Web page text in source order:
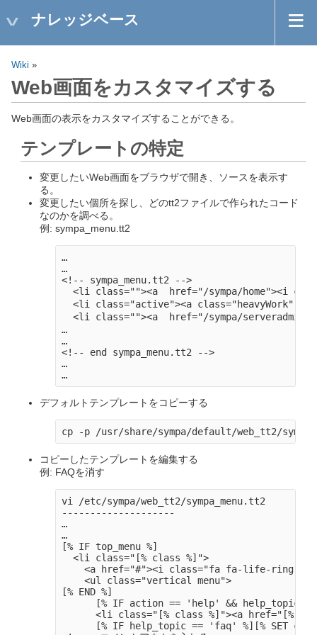
ナレッジベース
Wiki »
Web画面をカスタマイズする
Web画面の表示をカスタマイズすることができる。
テンプレートの特定
変更したいWeb画面をブラウザで開き、ソースを表示す
る。
変更したい個所を探し、どのtt2ファイルで作られたコード
なのかを調べる。
例: sympa_menu.tt2
…
…
<!-- sympa_menu.tt2 -->
<li class=""><a  href="/sympa/home"><i
<li class="active"><a class="heavyWork"
<li class=""><a  href="/sympa/serveradmin"
…
…
<!-- end sympa_menu.tt2 -->
…
デフォルトテンプレートをコピーする
コピーしたテンプレートを編集する
例: FAQを消す
vi /etc/sympa/web_tt2/sympa_menu.tt2
--------------------
…
…
[% IF top_menu %]
  <li class="[% class %]">
<a href="#"><i class="fa fa-life-
    <ul class="vertical menu">
[% END %]
[% IF action == 'help' && help_topic
<li class="[% class %]"><a href="[%
[% IF help_topic == 'faq' %][% SET